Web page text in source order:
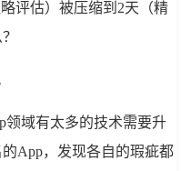
评估）被压缩到2天（精
领域有太多的技术需要升
App，发现各自的瑕疵都